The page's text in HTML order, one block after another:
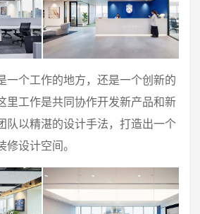
一个工作的地方，还是一个创新的
里工作是共同协作开发新产品和新
队以精湛的设计手法，打造出一个
设计空间。